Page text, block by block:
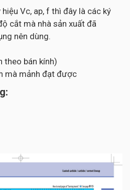
Vc, ap, f thì đây là các ký
cắt mà nhà sản xuất đã
nên dùng.
theo bán kính)
mà mảnh đạt được